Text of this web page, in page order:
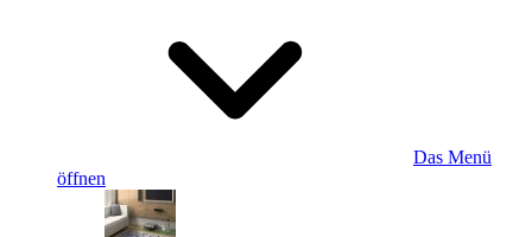
Das Menü
öffnen